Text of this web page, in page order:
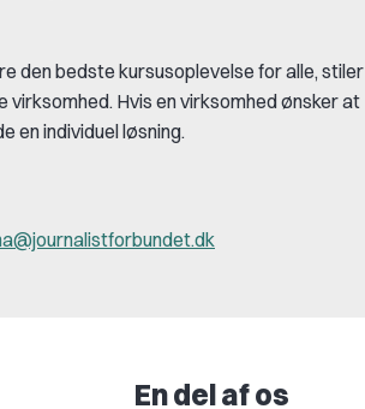
den bedste kursusoplevelse for alle, stiler
Hvis en virksomhed ønsker at
en individuel løsning.
En del af os